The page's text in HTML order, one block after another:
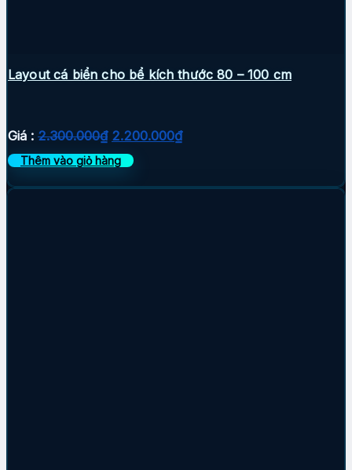
Layout cá biển cho bể kích thước 80 – 100 cm
Giá : 2.300.000₫ Giá
gốc
là:
2.300.000₫.
2.200.000₫Giá
là:
Thêm vào giỏ hàng